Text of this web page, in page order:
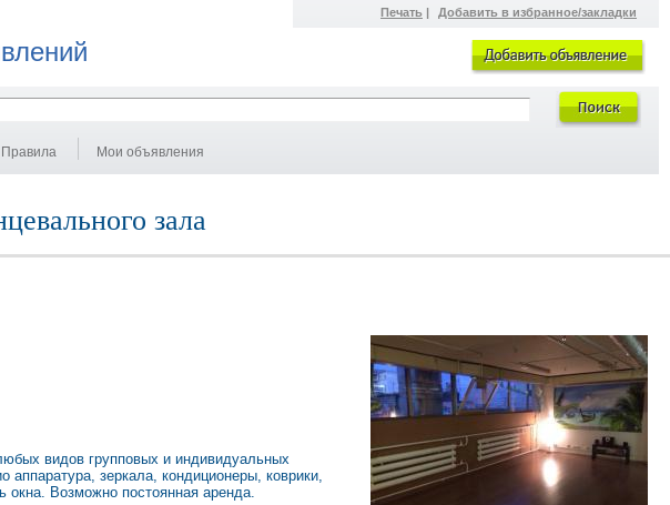
Печать | Добавить в избранное/закладки
Правила Мои объявления
зала
видов групповых и индивидуальных
зеркала, кондиционеры, коврики,
Возможно постоянная аренда.